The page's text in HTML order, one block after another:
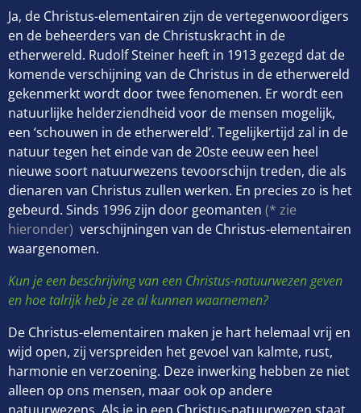
Ja, de Christus-elementairen zijn de vertegenwoordigers
en de beheerders van de Christuskracht in de
etherwereld. Rudolf Steiner heeft in 1913 gezegd dat de
komende verschijning van de Christus in de etherwereld
gekenmerkt wordt door twee fenomenen. Er wordt een
natuurlijke helderziendheid voor de mensen mogelijk,
een ‘schouwen in de etherwereld’. Tegelijkertijd zal in de
natuur tegen het einde van de 20ste eeuw een heel
nieuwe soort natuurwezens tevoorschijn treden, die als
dienaren van Christus zullen werken. En precies zo is het
gebeurd. Sinds 1996 zijn door geomanten (* zie
hieronder) verschijningen van de Christus-elementairen
waargenomen.
Kun je een beschrijving van een Christus-natuurwezen geven
en hoe talrijk heb je ze al kunnen waarnemen?
De Christus-elementairen maken je hart helemaal vrij en
wijd open, zij verspreiden het gevoel van kalmte, rust,
harmonie en verzoening. Deze inwerking hebben ze niet
alleen op ons mensen, maar ook op andere
natuurwezens. Als je in een Christus-natuurwezen staat